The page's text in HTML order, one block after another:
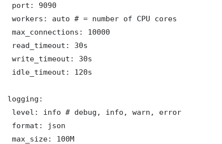
port: 9090
workers: auto # = number of CPU cores
max_connections: 10000
read_timeout: 30s
write_timeout: 30s
idle_timeout: 120s
logging:
level: info # debug, info, warn, error
format: json
max_size: 100M